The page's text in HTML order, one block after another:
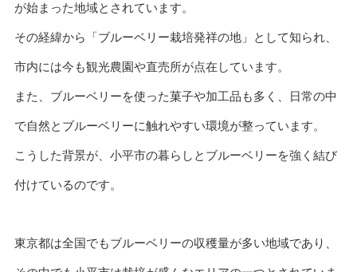
が始まった地域とされています。
その経緯から「ブルーベリー栽培発祥の地」として知られ、
市内には今も観光農園や直売所が点在しています。
また、ブルーベリーを使った菓子や加工品も多く、日常の中
で自然とブルーベリーに触れやすい環境が整っています。
こうした背景が、小平市の暮らしとブルーベリーを強く結び
付けているのです。
東京都は全国でもブルーベリーの収穫量が多い地域であり、